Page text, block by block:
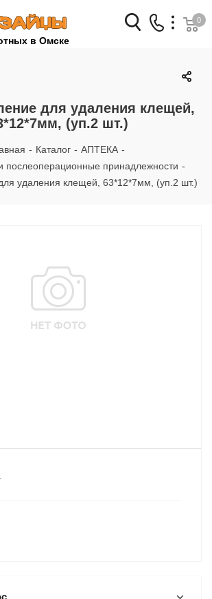
в Омске
Заказать звонок
+7 (950) 959-88-32
0
для удаления клещей,
(уп.2 шт.)
- Каталог - АПТЕКА -
послеоперационные принадлежности -
удаления клещей, 63*12*7мм, (уп.2 шт.)